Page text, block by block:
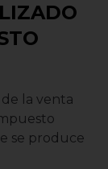
la venta
se produce